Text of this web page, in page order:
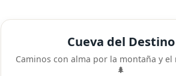
Cueva del Destino
Caminos con alma por la montaña y
🌲